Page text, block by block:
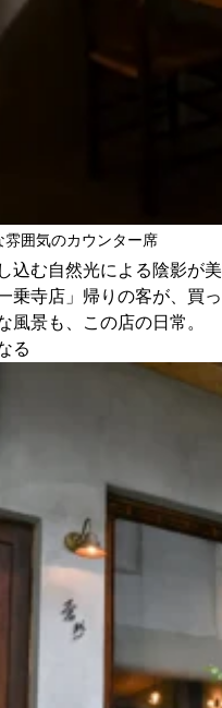
囲気のカウンター席
込む自然光による陰影が美
乗寺店」帰りの客が、買っ
風景も、この店の日常。
る